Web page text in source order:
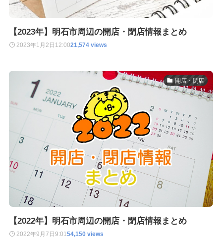
【2023年】明石市周辺の開店・閉店情報まとめ
2023年1月2日 12:0021,574 views
開店・閉店
【2022年】明石市周辺の開店・閉店情報まとめ
2022年9月7日9:01 54,150 views